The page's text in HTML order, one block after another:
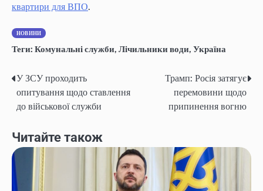
квартири для ВПО.
НОВИНИ
Теги: Комунальні служби, Лічильники води, Україна
Навігація
записів
У ЗСУ проходить
опитування щодо ставлення
до військової служби
Трамп: Росія затягує
перемовини щодо
припинення вогню
Читайте також